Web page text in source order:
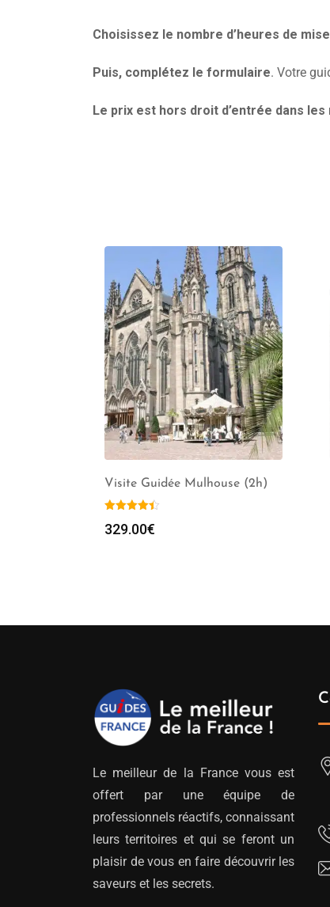
Choisissez le nombre d’heures de
Puis, complétez le formulaire. Votre
Le prix est hors droit d’entrée dans
Visite Guidée Mulhouse (2h)
329.00€
Le meilleur de la France vous est
offert par une équipe de
professionnels réactifs, connaissant
leurs territoires et qui se feront un
plaisir de vous en faire découvrir les
saveurs et les secrets.